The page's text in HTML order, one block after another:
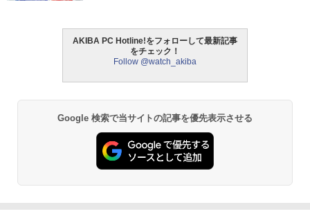
AKIBA PC Hotline!をフォローして最新記事
をチェック！
Follow @watch_akiba
Google 検索で当サイトの記事を優先表示させる